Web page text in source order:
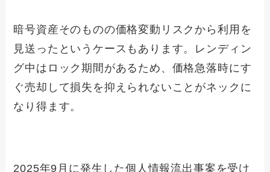
暗号資産そのものの価格変動リスクから利用を
見送ったというケースもあります。レンディン
グ中はロック期間があるため、価格急落時にす
ぐ売却して損失を抑えられないことがネックに
なり得ます。
2025年9月に発生した個人情報流出事案を受け